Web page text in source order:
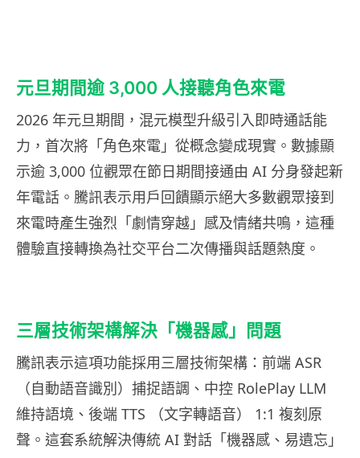
元旦期間逾 3,000 人接聽角色來電
2026 年元旦期間，混元模型升級引入即時通話能
力，首次將「角色來電」從概念變成現實。數據顯
示逾 3,000 位觀眾在節日期間接通由 AI 分身發起新
年電話。騰訊表示用戶回饋顯示絕大多數觀眾接到
來電時產生強烈「劇情穿越」感及情緒共鳴，這種
體驗直接轉換為社交平台二次傳播與話題熱度。
三層技術架構解決「機器感」問題
騰訊表示這項功能採用三層技術架構：前端 ASR
（自動語音識別）捕捉語調、中控 RolePlay LLM
維持語境、後端 TTS （文字轉語音） 1:1 複刻原
聲。這套系統解決傳統 AI 對話「機器感、易遺忘」